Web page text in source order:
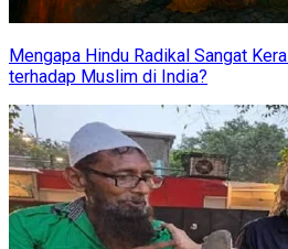
Mengapa Hindu Radikal Sangat
terhadap Muslim di India?